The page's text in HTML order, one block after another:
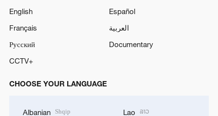
English
Español
Français
العربية
Русский
Documentary
CCTV+
CHOOSE YOUR LANGUAGE
Albanian Shqip Lao ລາວ